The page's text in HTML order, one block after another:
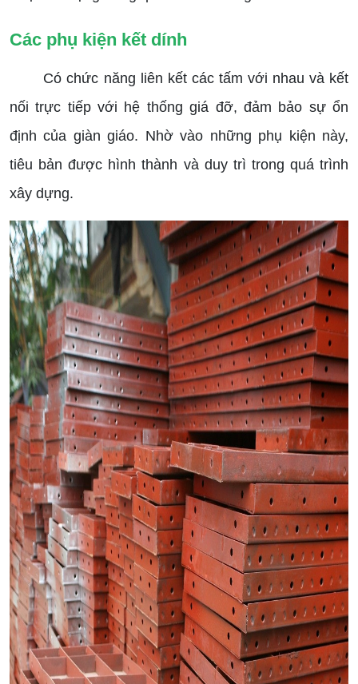
Các phụ kiện kết dính
Có chức năng liên kết các tấm với nhau và kết
nối trực tiếp với hệ thống giá đỡ, đảm bảo sự ổn
định của giàn giáo. Nhờ vào những phụ kiện này,
tiêu bản được hình thành và duy trì trong quá trình
xây dựng.